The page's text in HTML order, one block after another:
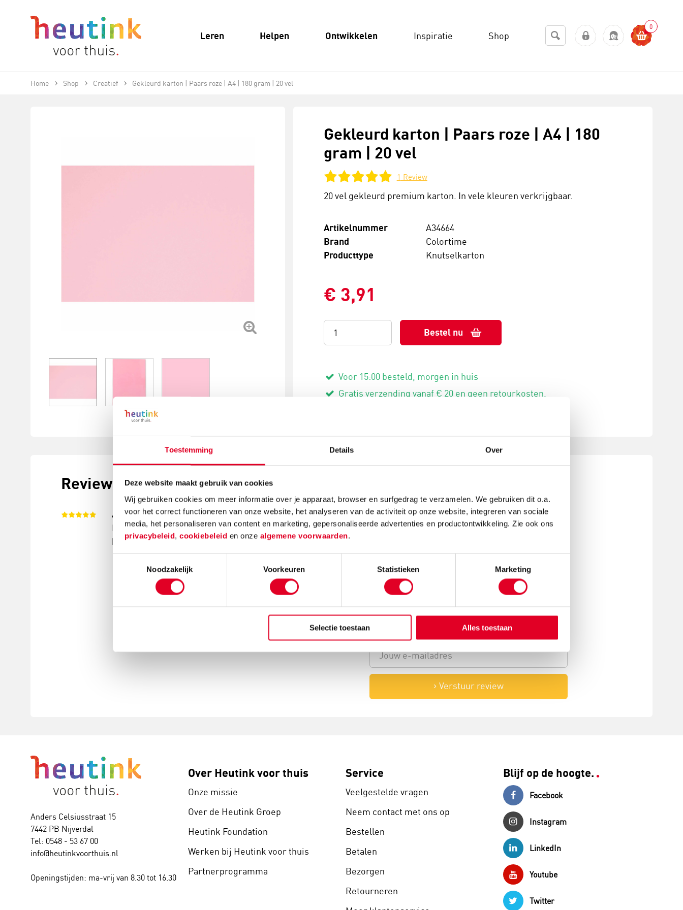
Toestemming Details Over
Deze website maakt gebruik van cookies
Wij gebruiken cookies om meer informatie over je apparaat, browser en surfgedrag te verzamelen. We gebruiken dit o.a.
voor het correct functioneren van onze website, het analyseren van de activiteit op onze website, integreren van sociale
media, het personaliseren van content en marketing, gepersonaliseerde advertenties en productontwikkeling. Zie ook ons
privacybeleid, cookiebeleid en onze algemene voorwaarden.
Noodzakelijk
Voorkeuren Statistieken Marketing
Selectie toestaan Alles toestaan
Leren Helpen Ontwikkelen Inspiratie Shop
0
Home Shop Creatief Gekleurd karton | Paars roze | A4 | 180 gram | 20 vel
Gekleurd karton | Paars roze | A4 | 180
gram | 20 vel
1 Review
20 vel gekleurd premium karton. In vele kleuren verkrijgbaar.
Artikelnummer A34664
Brand Colortime
Producttype Knutselkarton
€ 3,91
Bestel nu
Voor 15:00 besteld, morgen in huis
Gratis verzending vanaf € 20 en geen retourkosten.
Reviews
Anita(08-02-2023)
Heel fijn karton Ik heb een plotter en deze snijdt dit
karton heel netjes. En daarbij de prijs is heel mooi.
kies het aantal sterren...
Verstuur review
Anders Celsiusstraat 15
7442 PB Nijverdal
Tel: 0548 - 53 67 00
info@heutinkvoorthuis.nl
Openingstijden: ma-vrij van 8.30 tot 16.30
Over Heutink voor thuis
Onze missie
Over de Heutink Groep
Heutink Foundation
Werken bij Heutink voor thuis
Partnerprogramma
Service
Veelgestelde vragen
Neem contact met ons op
Bestellen
Betalen
Bezorgen
Retourneren
Blijf op de hoogte.
Facebook
Instagram
LinkedIn
Youtube
Twitter